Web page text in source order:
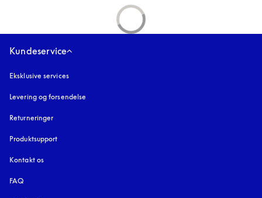
Kundeservice
Eksklusive services
Levering og forsendelse
Returneringer
Produktsupport
Kontakt os
FAQ